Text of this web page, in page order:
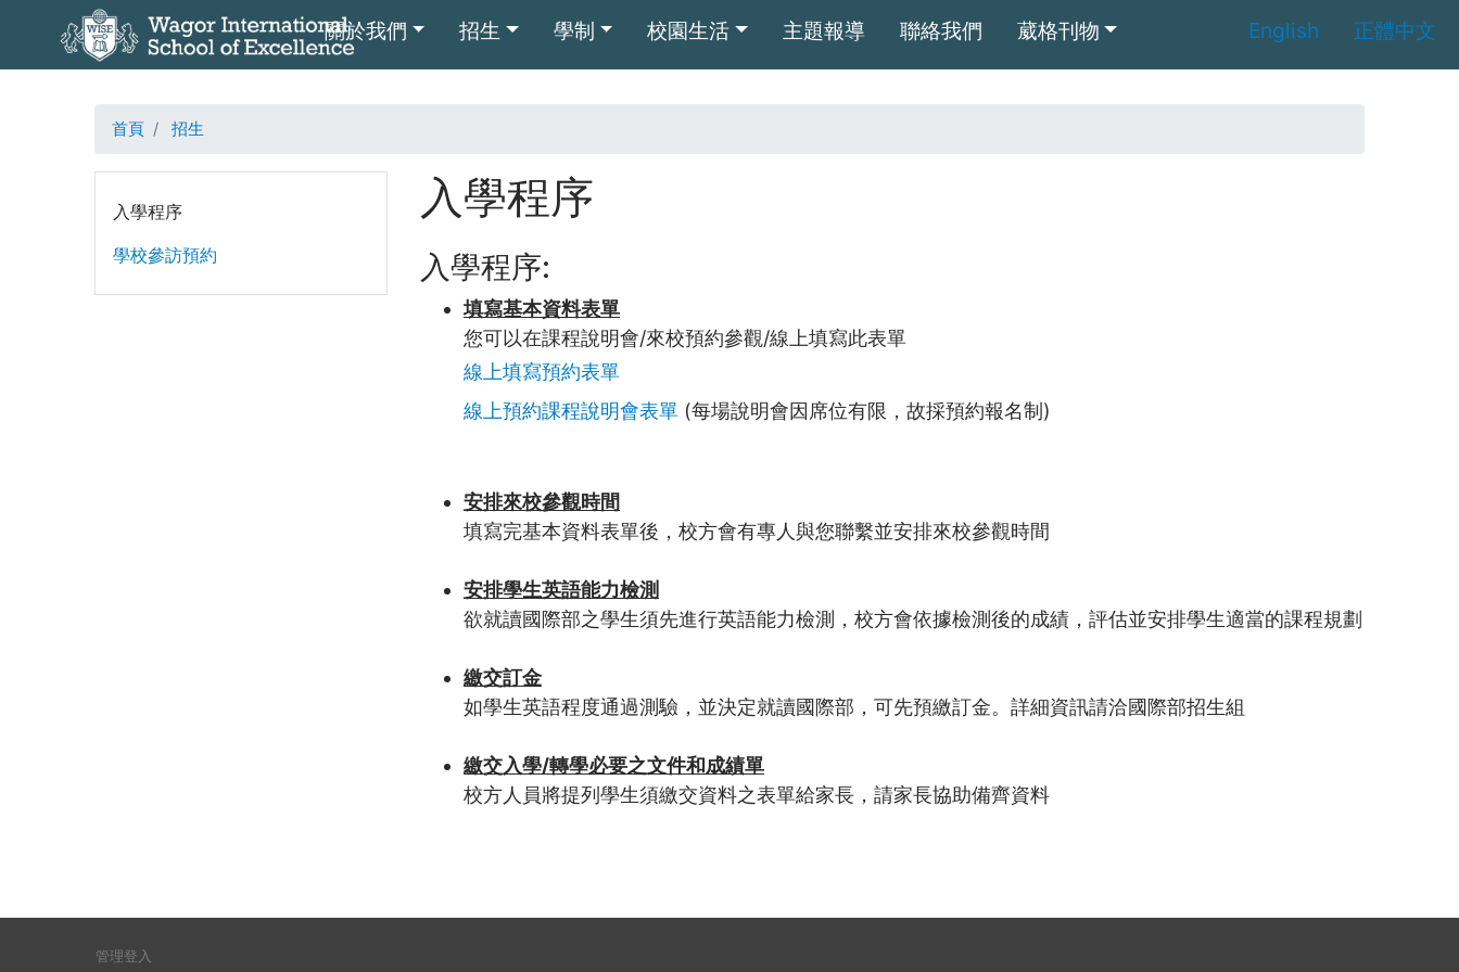
主
主導覽
關於我們 招生 學制 校園生活 主題報導 聯絡我們 葳格刊物 English 正體中文
首頁 招生
入學程序
入學程序:
填寫基本資料表單
您可以在課程說明會/來校預約參觀/線上填寫此表單
線上填寫預約表單
線上預約課程說明會表單 (每場說明會因席位有限，故採預約報名制)
安排來校參觀時間
填寫完基本資料表單後，校方會有專人與您聯繫並安排來校參觀時間
安排學生英語能力檢測
欲就讀國際部之學生須先進行英語能力檢測，校方會依據檢測後的成績，評估並安排學生適當的課程規劃
繳交訂金
如學生英語程度通過測驗，並決定就讀國際部，可先預繳訂金。詳細資訊請洽國際部招生組
繳交入學/轉學必要之文件和成績單
校方人員將提列學生須繳交資料之表單給家長，請家長協助備齊資料
Main menu level 2
入學程序
學校參訪預約
使用者帳號選單
管理登入